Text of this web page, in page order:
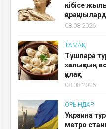
кібісе
08.08.2026
ТАМАҚ
Тұшпара
халықтың
құлақ»
08.08.2026
ОРЫНДАР
Украина
метро